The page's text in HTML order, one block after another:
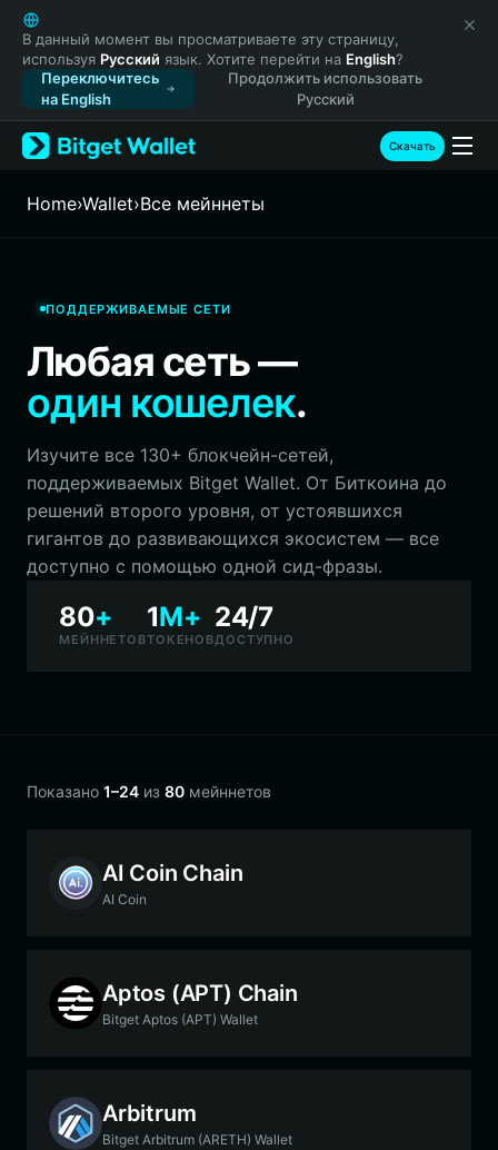
English
日本語
Tiếng Việt
Русский
Español (Latinoamérica)
Türkçe
Français
Português (Portugal)
ภาษาไทย
Português (Brasil)
Español (Argentina)
В данный момент вы просматриваете эту страницу,
используя Русский язык. Хотите перейти на English?
Переключитесь
на English
Продолжить использовать
Русский
Скачать
Home›Wallet›Все мейннеты
ПОДДЕРЖИВАЕМЫЕ СЕТИ
Любая сеть —
один кошелек.
Изучите все 130+ блокчейн-сетей,
поддерживаемых Bitget Wallet. От Биткоина до
решений второго уровня, от устоявшихся
гигантов до развивающихся экосистем — все
доступно с помощью одной сид-фразы.
80+
МЕЙННЕТОВ
1M+
ТОКЕНОВ
24/7
ДОСТУПНО
Показано 1–24 из 80 мейннетов
AI Coin Chain
AI Coin
Aptos (APT) Chain
Bitget Aptos (APT) Wallet
Arbitrum
Bitget Arbitrum (ARETH) Wallet